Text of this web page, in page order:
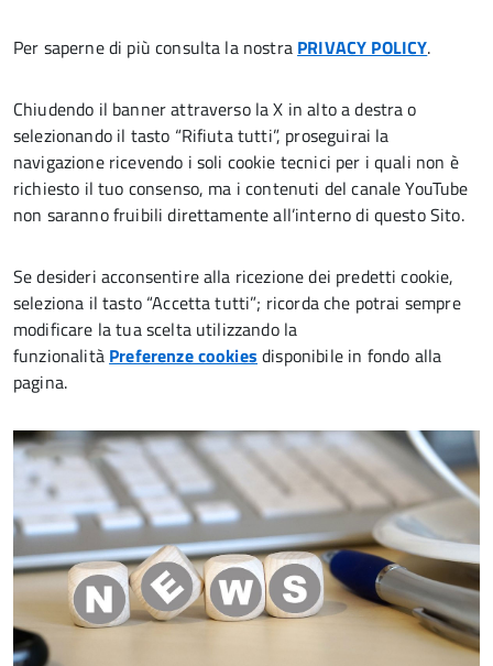
Per saperne di più consulta la nostra PRIVACY POLICY.
Chiudendo il banner attraverso la X in alto a destra o
selezionando il tasto “Rifiuta tutti”, proseguirai la
navigazione ricevendo i soli cookie tecnici per i quali non è
richiesto il tuo consenso, ma i contenuti del canale YouTube
non saranno fruibili direttamente all’interno di questo Sito.
Se desideri acconsentire alla ricezione dei predetti cookie,
seleziona il tasto “Accetta tutti”; ricorda che potrai sempre
modificare la tua scelta utilizzando la
funzionalità Preferenze cookies disponibile in fondo alla
pagina.